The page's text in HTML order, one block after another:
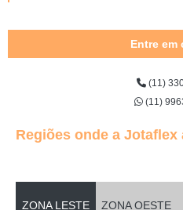
Entre em
(11)
(11)
Regiões onde a Jotaflex
ZONA LESTE ZONA OESTE